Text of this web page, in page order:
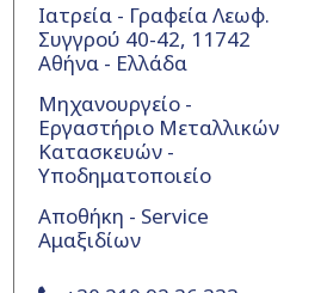
Ιατρεία - Γραφεία Λεωφ.
Συγγρού 40-42, 11742
Αθήνα - Ελλάδα
Μηχανουργείο -
Εργαστήριο Μεταλλικών
Κατασκευών -
Υποδηματοποιείο
Αποθήκη - Service
Αμαξιδίων